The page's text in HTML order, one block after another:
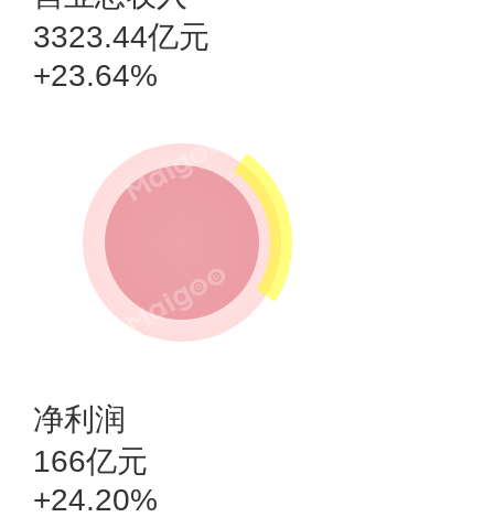
3323.44亿元
+23.64%
净利润
166亿元
+24.20%